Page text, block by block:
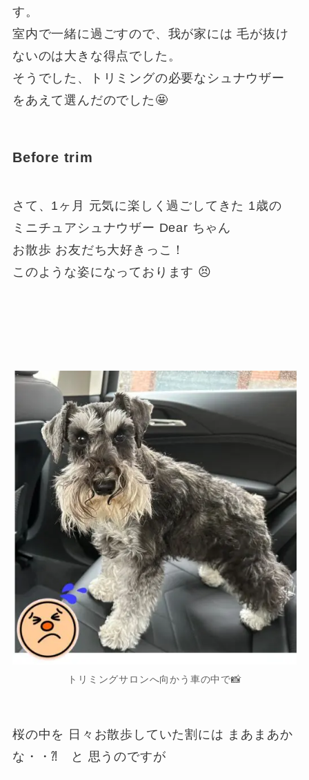
す。
室内で一緒に過ごすので、我が家には 毛が抜け
ないのは大きな得点でした。
そうでした、トリミングの必要なシュナウザー
をあえて選んだのでした🤩
Before trim
さて、1ヶ月 元気に楽しく過ごしてきた 1歳の
ミニチュアシュナウザー Dear ちゃん
お散歩 お友だち大好きっこ！
このような姿になっております 😣
トリミングサロンへ向かう車の中で📸
桜の中を 日々お散歩していた割には まあまあか
な・・⁈ と 思うのですが